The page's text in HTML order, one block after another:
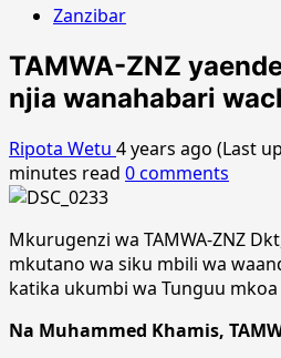
Zanzibar
TAMWA-ZNZ
njia wanahabari
Ripota Wetu 4 years ago (Last
minutes read 0 comments
Mkurugenzi wa TAMWA-ZNZ
mkutano wa siku mbili wa
katika ukumbi wa Tunguu
Na Muhammed Khamis,